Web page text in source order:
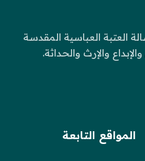
العتبة العباسية المقدسة
والإرث والحداثة.
المواقع التابعة